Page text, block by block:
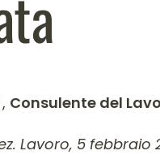
, Consulente del
Lavoro, 5 febbraio